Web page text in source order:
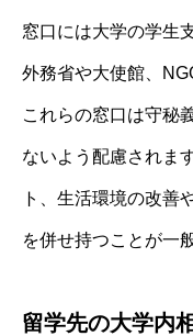
窓口には大学の学生
外務省や大使館、
これらの窓口は守秘
ないよう配慮されま
ト、生活環境の改善
を併せ持つことが一
留学先の大学内